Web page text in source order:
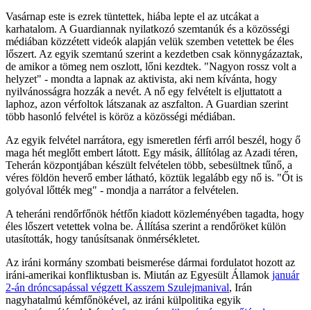
Vasárnap este is ezrek tüntettek, hiába lepte el az utcákat a
karhatalom. A Guardiannak nyilatkozó szemtanúk és a közösségi
médiában közzétett videók alapján velük szemben vetettek be éles
lőszert. Az egyik szemtanú szerint a kezdetben csak könnygázaztak,
de amikor a tömeg nem oszlott, lőni kezdtek. "Nagyon rossz volt a
helyzet" - mondta a lapnak az aktivista, aki nem kívánta, hogy
nyilvánosságra hozzák a nevét. A nő egy felvételt is eljuttatott a
laphoz, azon vérfoltok látszanak az aszfalton. A Guardian szerint
több hasonló felvétel is köröz a közösségi médiában.
Az egyik felvétel narrátora, egy ismeretlen férfi arról beszél, hogy ő
maga hét meglőtt embert látott. Egy másik, állítólag az Azadi téren,
Teherán központjában készült felvételen több, sebesültnek tűnő, a
véres földön heverő ember látható, köztük legalább egy nő is. "Őt is
golyóval lőtték meg" - mondja a narrátor a felvételen.
A teheráni rendőrfőnök hétfőn kiadott közleményében tagadta, hogy
éles lőszert vetettek volna be. Állítása szerint a rendőröket külön
utasították, hogy tanúsítsanak önmérsékletet.
Az iráni kormány szombati beismerése dármai fordulatot hozott az
iráni-amerikai konfliktusban is. Miután az Egyesült Államok január
2-án dróncsapással végzett Kasszem Szulejmanival, Irán
nagyhatalmú kémfőnökével, az iráni külpolitika egyik